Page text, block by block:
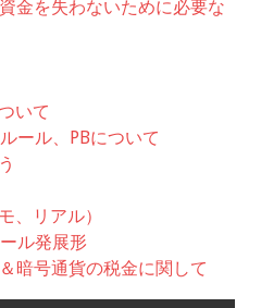
金を失わないために必要な
いて
ール、PBについて
、リアル）
ル発展形
暗号通貨の税金に関して